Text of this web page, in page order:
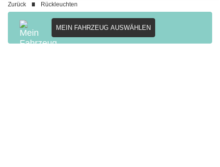
Zurück Rückleuchten
MEIN FAHRZEUG AUSWÄHLEN